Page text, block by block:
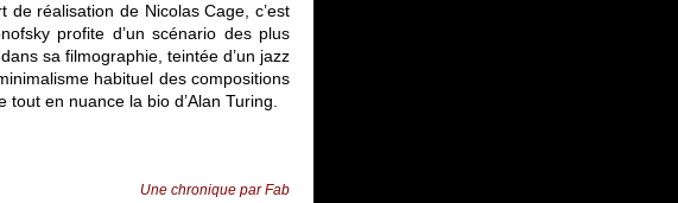
réalisation de Nicolas Cage, c’est
profite d’un scénario des plus
sa filmographie, teintée d’un jazz
habituel des compositions
en nuance la bio d’Alan Turing.
Une chronique par Fab